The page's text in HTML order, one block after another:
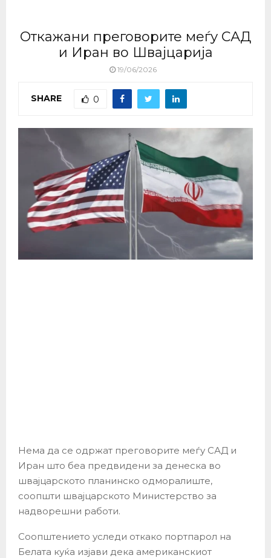
Откажани преговорите меѓу САД
и Иран во Швајцарија
19/06/2026
SHARE 0
Нема да се одржат преговорите меѓу САД и
Иран што беа предвидени за денеска во
швајцарското планинско одморалиште,
соопшти швајцарското Министерство за
надворешни работи.
Соопштението уследи откако портпарол на
Белата куќа изјави дека американскиот